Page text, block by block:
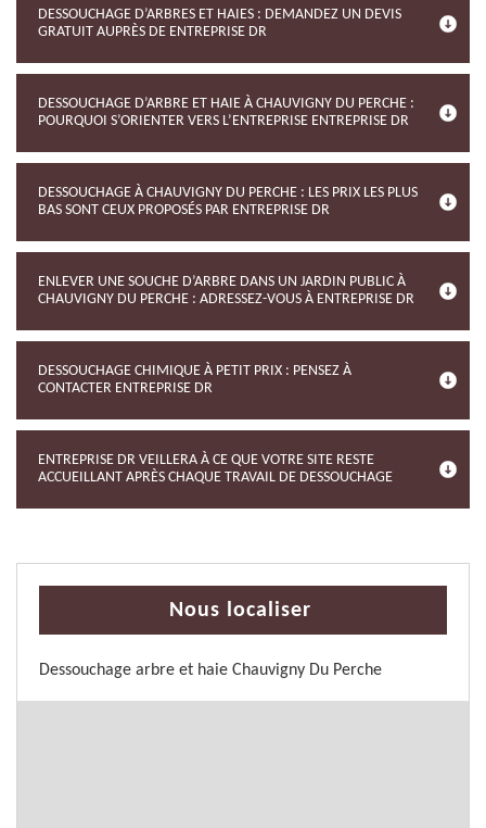
DESSOUCHAGE D’ARBRES ET HAIES : DEMANDEZ UN DEVIS
GRATUIT AUPRÈS DE ENTREPRISE DR
DESSOUCHAGE D’ARBRE ET HAIE À CHAUVIGNY DU PERCHE :
POURQUOI S’ORIENTER VERS L’ENTREPRISE ENTREPRISE DR
DESSOUCHAGE À CHAUVIGNY DU PERCHE : LES PRIX LES PLUS
BAS SONT CEUX PROPOSÉS PAR ENTREPRISE DR
ENLEVER UNE SOUCHE D’ARBRE DANS UN JARDIN PUBLIC À
CHAUVIGNY DU PERCHE : ADRESSEZ-VOUS À ENTREPRISE DR
DESSOUCHAGE CHIMIQUE À PETIT PRIX : PENSEZ À
CONTACTER ENTREPRISE DR
ENTREPRISE DR VEILLERA À CE QUE VOTRE SITE RESTE
ACCUEILLANT APRÈS CHAQUE TRAVAIL DE DESSOUCHAGE
Nous localiser
Dessouchage arbre et haie Chauvigny Du Perche